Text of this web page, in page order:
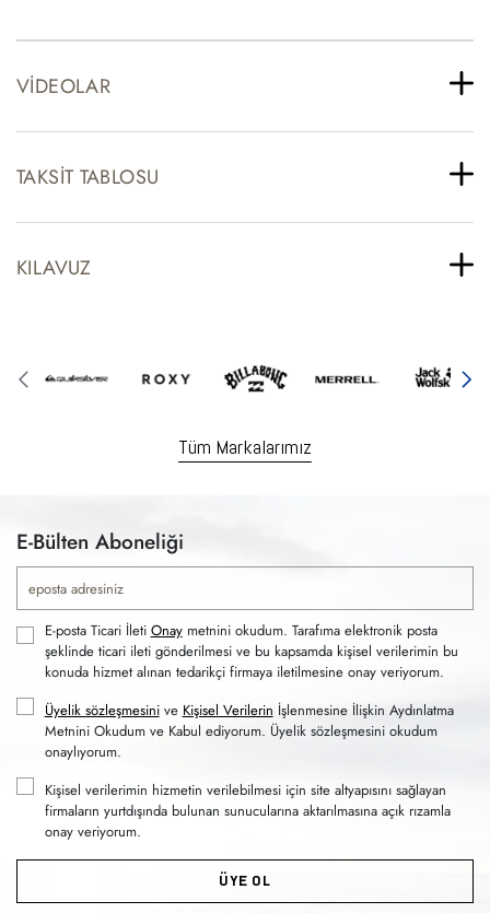
VIDEOLAR
TAKSIT TABLOSU
KILAVUZ
Tüm Markalarımız
E-Bülten Aboneliği
E-posta Ticari İleti Onaymetnini okudum. Tarafıma elektronik posta
şeklinde ticari ileti gönderilmesi ve bu kapsamda kişisel verilerimin bu
konuda hizmet alınan tedarikçi firmaya iletilmesine onay veriyorum.
Üyelik sözleşmesinive Kişisel Verilerin İşlenmesine İlişkin Aydınlatma
Metnini Okudum ve Kabul ediyorum. Üyelik sözleşmesini okudum
onaylıyorum.
Kişisel verilerimin hizmetin verilebilmesi için site altyapısını sağlayan
firmaların yurtdışında bulunan sunucularına aktarılmasına açık rızamla
onay veriyorum.
ÜYE OL